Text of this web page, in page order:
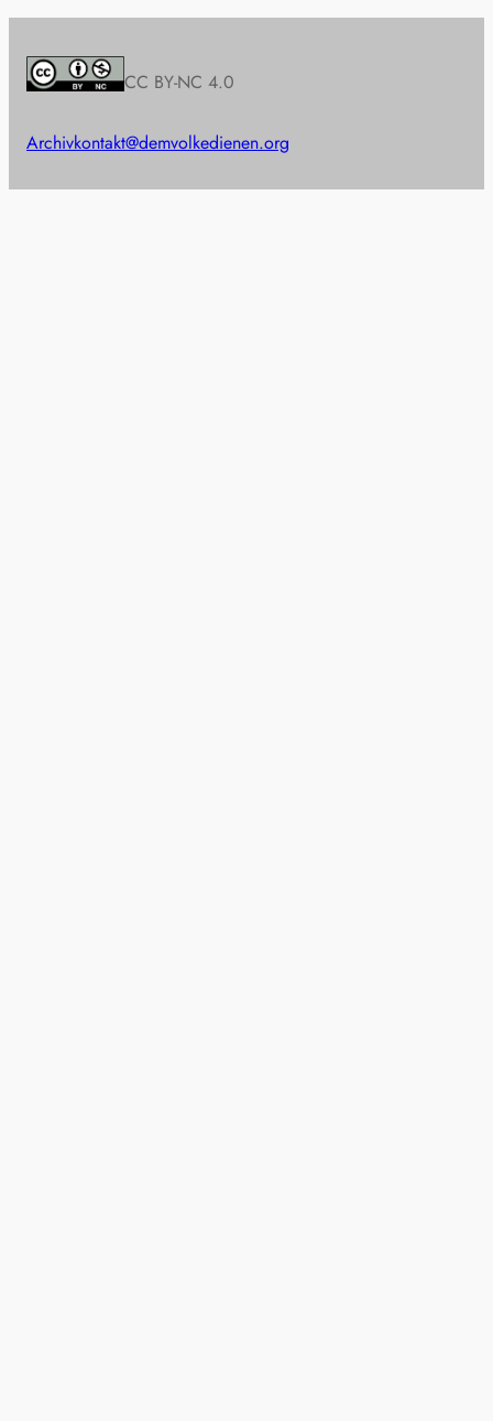
CC BY-NC 4.0
Archivkontakt@demvolkedienen.org